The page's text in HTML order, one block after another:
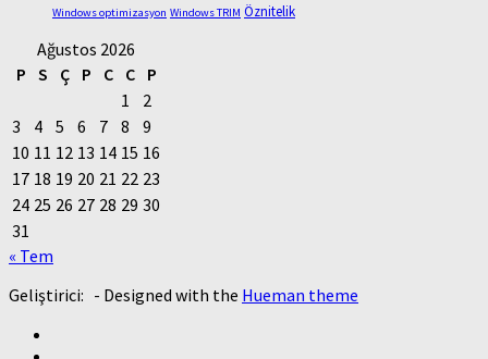
Windows optimizasyon Windows TRIM Öznitelik
Ağustos 2026
P S Ç P C C
P
1
2
3
4 5 6 7 8
9
10 11 12 13 14 15 16
17 18 19 20 21 22 23
24 25 26 27 28 29 30
31
« Tem
Geliştirici: - Designed with the Hueman theme